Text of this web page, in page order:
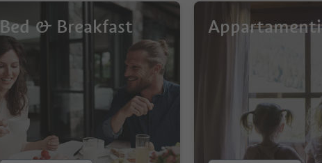
Bed & Breakfast Appartamenti